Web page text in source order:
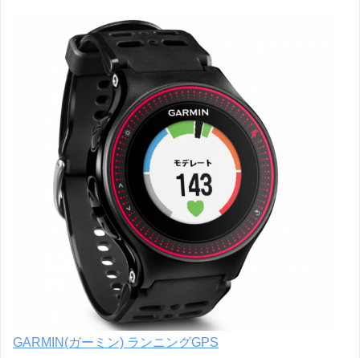
GARMIN(ガーミン) ランニングGPS